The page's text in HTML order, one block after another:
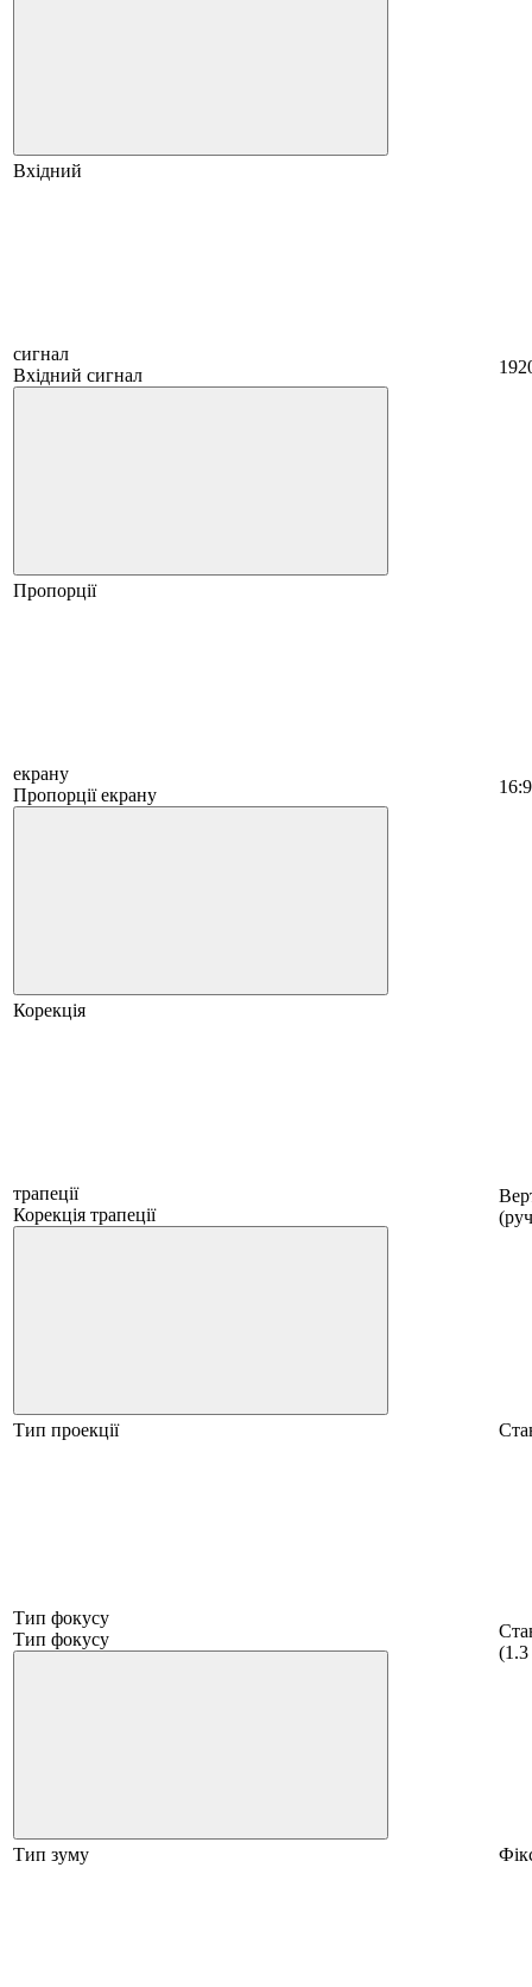
Вхідний
сигнал
Вхідний сигнал
Пропорції
екрану
Пропорції екрану
16:9
Корекція
трапеції
Корекція трапеції
Тип проекції
Тип фокусу
Тип фокусу
Тип зуму